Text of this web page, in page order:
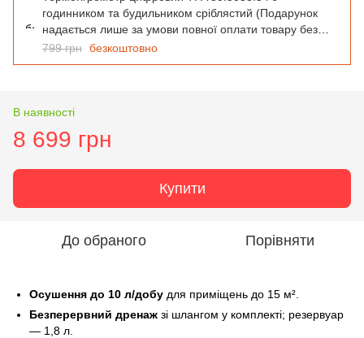
годинником та будильником сріблястий (Подарунок
надається лише за умови повної оплати товару без
використання додаткових знижок чи промо-кодів. При
покупці в кредит, оплаті частинами подарунок не
799 грн безкоштовно
В наявності
8 699 грн
Купити
До обраного Порівняти
Осушення до 10 л/добу для приміщень до 15 м².
Безперервний дренаж зі шлангом у комплекті; резервуар
— 1,8 л.